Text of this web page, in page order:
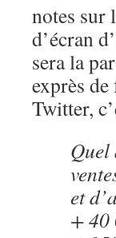
notes sur
d’écran
sera la
exprès
Twitter,
Quel
et
+ 40